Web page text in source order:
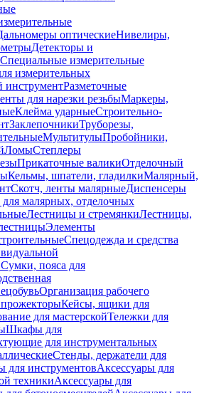
оптическиеНивелиры,
Детекторы и
Специальные измерительные
измерительных
инструментРазметочные
для нарезки резьбыМаркеры,
Клейма ударныеСтроительно-
ЗаклепочникиТруборезы,
МультитулыПробойники,
ЛомыСтеплеры
Прикаточные валикиОтделочный
Кельмы, шпатели, гладилкиМалярный,
Скотч, ленты малярныеДиспенсеры
для малярных, отделочных
Лестницы и стремянкиЛестницы,
Элементы
Спецодежда и средства
Сумки, пояса для
Организация рабочего
Кейсы, ящики для
для мастерскойТележки для
Шкафы для
для инструментальных
Стенды, держатели для
для инструментовАксессуары для
техникиАксессуары для